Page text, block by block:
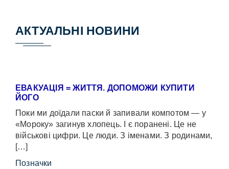
АКТУАЛЬНІ НОВИНИ
ЕВАКУАЦІЯ = ЖИТТЯ. ДОПОМОЖИ КУПИТИ
ЙОГО
Поки ми доїдали паски й запивали компотом — у
«Мороку» загинув хлопець. І є поранені. Це не
військові цифри. Це люди. З іменами. З родинами,
[…]
Позначки